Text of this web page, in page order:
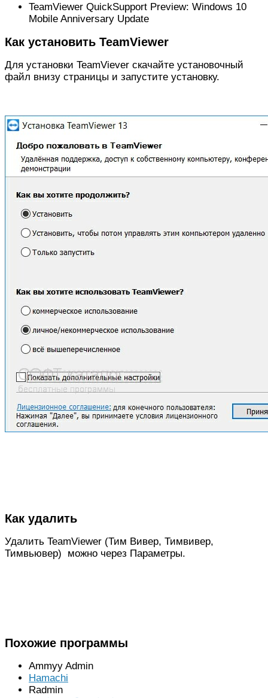
TeamViewer QuickSupport Preview: Windows 10
Mobile Anniversary Update
Как установить TeamViewer
Для установки TeamViever скачайте установочный
файл внизу страницы и запустите установку.
Как удалить
Удалить TeamViewer (Тим Вивер, Тимвивер,
Тимвьювер) можно через Параметры.
Похожие программы
Ammyy Admin
Hamachi
Radmin